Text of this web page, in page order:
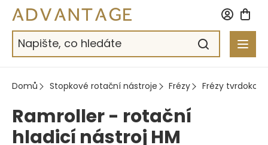
Přejít
obsah
Domů Stopkové rotační nástroje Frézy Frézy tvrdokov
Ramroller - rotační
hladicí nástroj HM